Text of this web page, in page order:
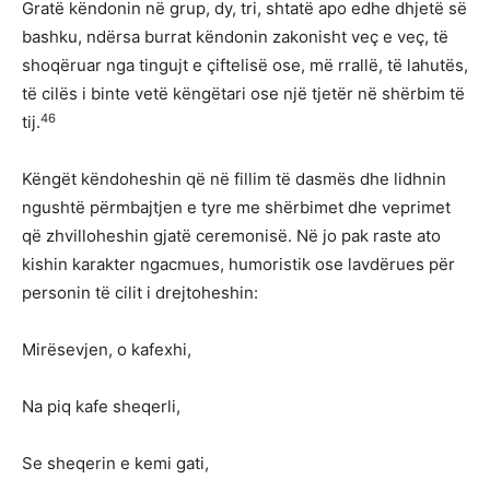
Gratë këndonin në grup, dy, tri, shtatë apo edhe dhjetë së
bashku, ndërsa burrat këndonin zakonisht veç e veç, të
shoqëruar nga tingujt e çiftelisë ose, më rrallë, të lahutës,
të cilës i binte vetë këngëtari ose një tjetër në shërbim të
tij.46
Këngët këndoheshin që në fillim të dasmës dhe lidhnin
ngushtë përmbajtjen e tyre me shërbimet dhe veprimet
që zhvilloheshin gjatë ceremonisë. Në jo pak raste ato
kishin karakter ngacmues, humoristik ose lavdërues për
personin të cilit i drejtoheshin:
Mirësevjen, o kafexhi,
Na piq kafe sheqerli,
Se sheqerin e kemi gati,